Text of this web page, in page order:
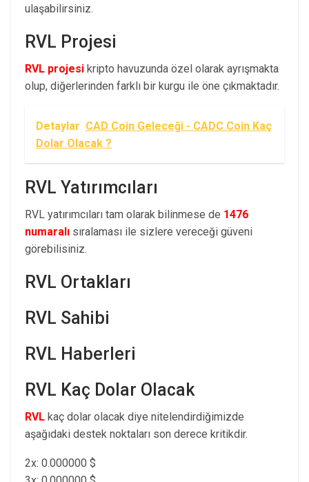
ulaşabilirsiniz.
RVL Projesi
RVL projesi kripto havuzunda özel olarak ayrışmakta
olup, diğerlerinden farklı bir kurgu ile öne çıkmaktadır.
Detaylar CAD Coin Geleceği - CADC Coin Kaç
Dolar Olacak ?
RVL Yatırımcıları
RVL yatırımcıları tam olarak bilinmese de 1476
numaralı sıralaması ile sizlere vereceği güveni
görebilisiniz.
RVL Ortakları
RVL Sahibi
RVL Haberleri
RVL Kaç Dolar Olacak
RVL kaç dolar olacak diye nitelendirdiğimizde
aşağıdaki destek noktaları son derece kritikdir.
2x: 0.000000 $